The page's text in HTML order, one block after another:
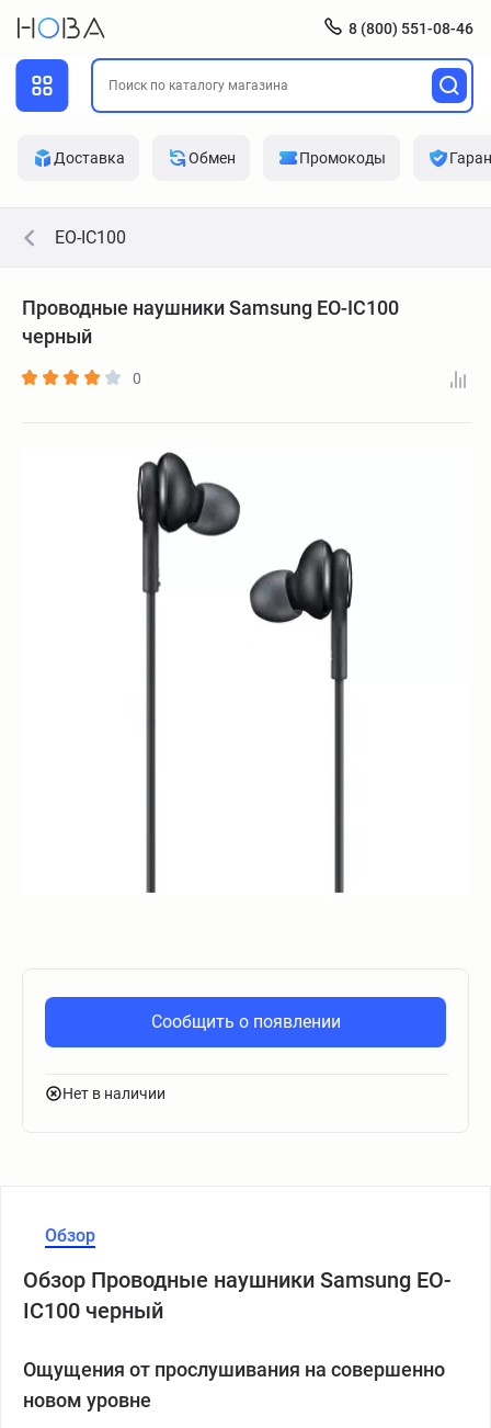
8 (800) 551-08-46
Доставка Обмен Промокоды
EO-IC100
Проводные наушники Samsung EO-IC100
черный
0
Сообщить о появлении
Нет в наличии
Обзор
Обзор Проводные наушники Samsung EO-
IC100 черный
Ощущения от прослушивания на совершенно
новом уровне